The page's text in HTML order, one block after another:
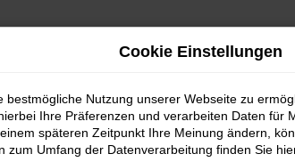
Cookie Einstellungen
bestmögliche Nutzung unserer Webseite zu
Ihre Präferenzen und verarbeiten Daten für
späteren Zeitpunkt Ihre Meinung ändern,
zum Umfang der Datenverarbeitung finden Sie